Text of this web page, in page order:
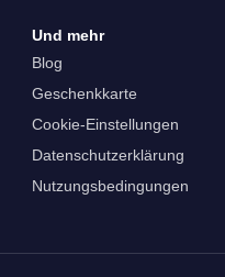
Und mehr
Blog
Geschenkkarte
Cookie-Einstellungen
Datenschutzerklärung
Nutzungsbedingungen